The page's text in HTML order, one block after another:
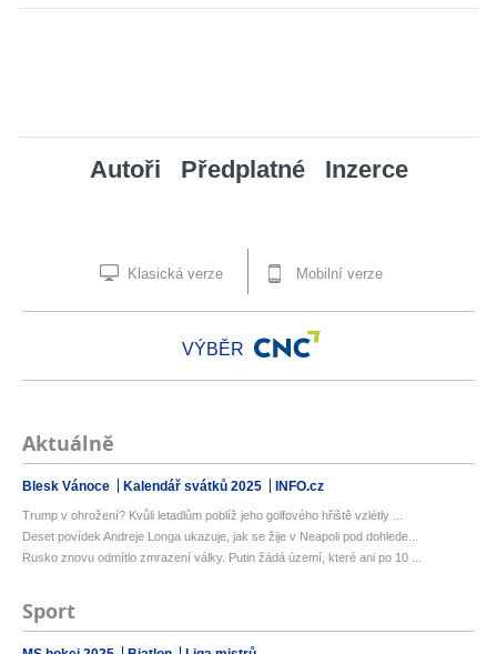
Autoři Předplatné Inzerce
Klasická verze Mobilní verze
VÝBĚR
Aktuálně
Blesk Vánoce Kalendář svátků 2025 INFO.cz
Trump v ohrožení? Kvůli letadlům poblíž jeho golfového hřiště vzlétly ...
Deset povídek Andreje Longa ukazuje, jak se žije v Neapoli pod dohlede...
Rusko znovu odmítlo zmrazení války. Putin žádá území, které ani po 10 ...
Sport